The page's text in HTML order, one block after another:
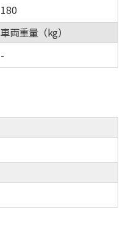
180
車両重量（kg）
-